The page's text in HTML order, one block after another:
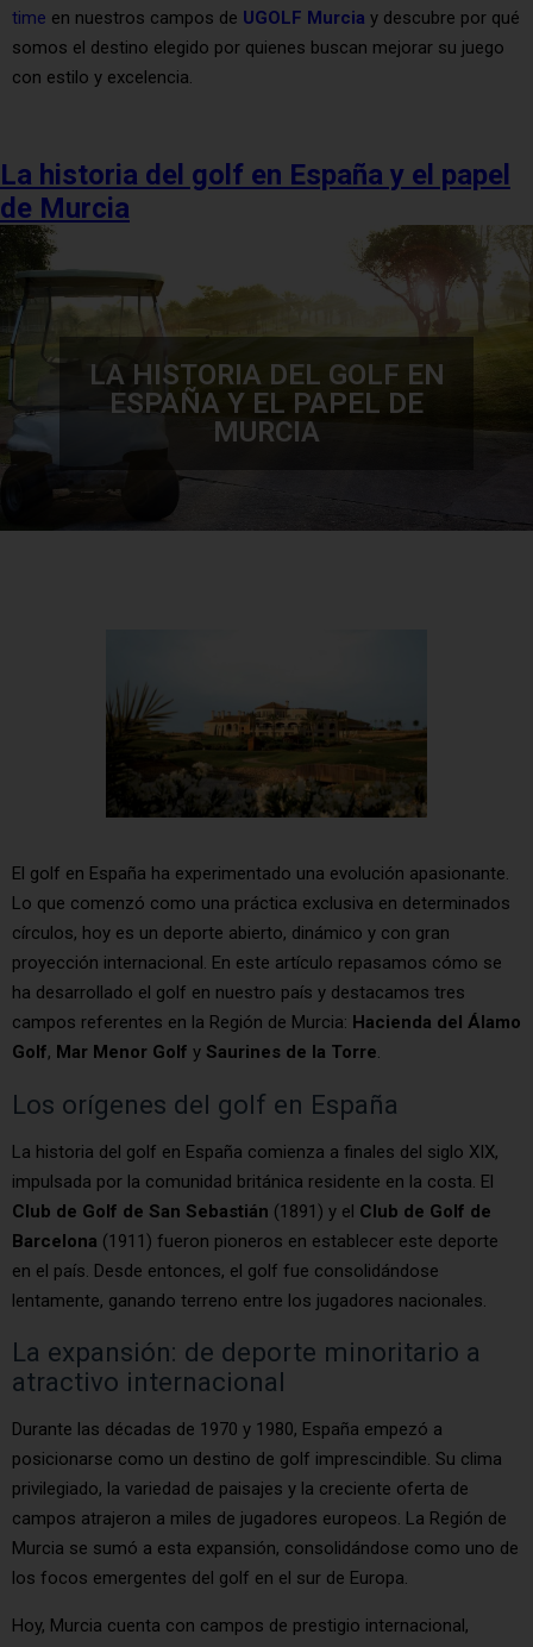
time en nuestros campos de UGOLF Murcia y descubre por qué
somos el destino elegido por quienes buscan mejorar su juego
con estilo y excelencia.
La historia del golf en España y el papel
de Murcia
LA HISTORIA DEL GOLF EN
ESPAÑA Y EL PAPEL DE
MURCIA
El golf en España ha experimentado una evolución apasionante.
Lo que comenzó como una práctica exclusiva en determinados
círculos, hoy es un deporte abierto, dinámico y con gran
proyección internacional. En este artículo repasamos cómo se
ha desarrollado el golf en nuestro país y destacamos tres
campos referentes en la Región de Murcia: Hacienda del Álamo
Golf, Mar Menor Golf y Saurines de la Torre.
Los orígenes del golf en España
La historia del golf en España comienza a finales del siglo XIX,
impulsada por la comunidad británica residente en la costa. El
Club de Golf de San Sebastián (1891) y el Club de Golf de
Barcelona (1911) fueron pioneros en establecer este deporte
en el país. Desde entonces, el golf fue consolidándose
lentamente, ganando terreno entre los jugadores nacionales.
La expansión: de deporte minoritario a
atractivo internacional
Durante las décadas de 1970 y 1980, España empezó a
posicionarse como un destino de golf imprescindible. Su clima
privilegiado, la variedad de paisajes y la creciente oferta de
campos atrajeron a miles de jugadores europeos. La Región de
Murcia se sumó a esta expansión, consolidándose como uno de
los focos emergentes del golf en el sur de Europa.
Hoy, Murcia cuenta con campos de prestigio internacional,